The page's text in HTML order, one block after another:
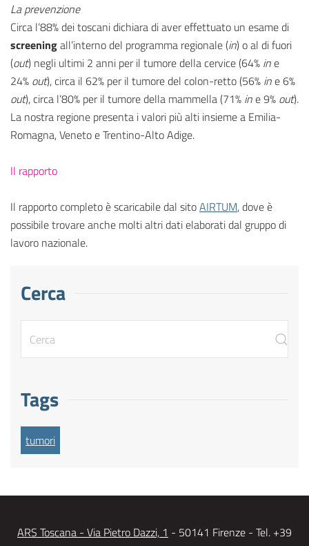
La prevenzione
Circa l’88% dei toscani dichiara di aver effettuato un esame di
screeningall’interno del programma regionale (in) o al di fuori
(out) negli ultimi 2 anni per il tumore della cervice (64% ine
24% out), circa il 62% per il tumore del colon-retto (56% ine 6%
out), circa l’80% per il tumore della mammella (71% ine 9% out).
La nostra regione presenta i valori più alti insieme a Emilia-
Romagna, Veneto e Trentino-Alto Adige.
Il rapporto
Il rapporto completo è scaricabile dal sitoAIRTUM, dove è
possibile trovare anche molti altri dati elaborati dal gruppo di
lavoro nazionale.
Cerca
Tags
tumori
ARS Toscana - Via Pietro Dazzi, 1 - 50141 Firenze - Tel. +39